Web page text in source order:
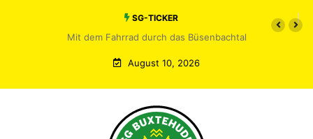
SG-TICKER
Mit dem Fahrrad durch das Büsenbachtal
August 10, 2026